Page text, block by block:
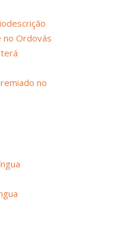
no Ordovás
no